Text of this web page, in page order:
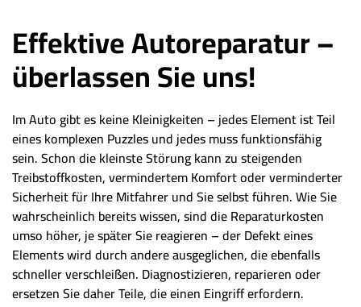
Effektive Autoreparatur –
überlassen Sie uns!
Im Auto gibt es keine Kleinigkeiten – jedes Element ist Teil
eines komplexen Puzzles und jedes muss funktionsfähig
sein. Schon die kleinste Störung kann zu steigenden
Treibstoffkosten, vermindertem Komfort oder verminderter
Sicherheit für Ihre Mitfahrer und Sie selbst führen. Wie Sie
wahrscheinlich bereits wissen, sind die Reparaturkosten
umso höher, je später Sie reagieren – der Defekt eines
Elements wird durch andere ausgeglichen, die ebenfalls
schneller verschleißen. Diagnostizieren, reparieren oder
ersetzen Sie daher Teile, die einen Eingriff erfordern.